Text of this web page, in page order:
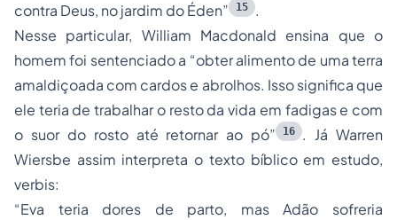
contra Deus, no jardim do Éden”
15
.
Nesse particular, William Macdonald ensina que o
homem foi sentenciado a “obter alimento de uma terra
amaldiçoada com cardos e abrolhos. Isso significa que
ele teria de trabalhar o resto da vida em fadigas e com
o suor do rosto até retornar ao pó”
16
. Já Warren
Wiersbe assim interpreta o texto bíblico em estudo,
verbis:
“Eva teria dores de parto, mas Adão sofreria